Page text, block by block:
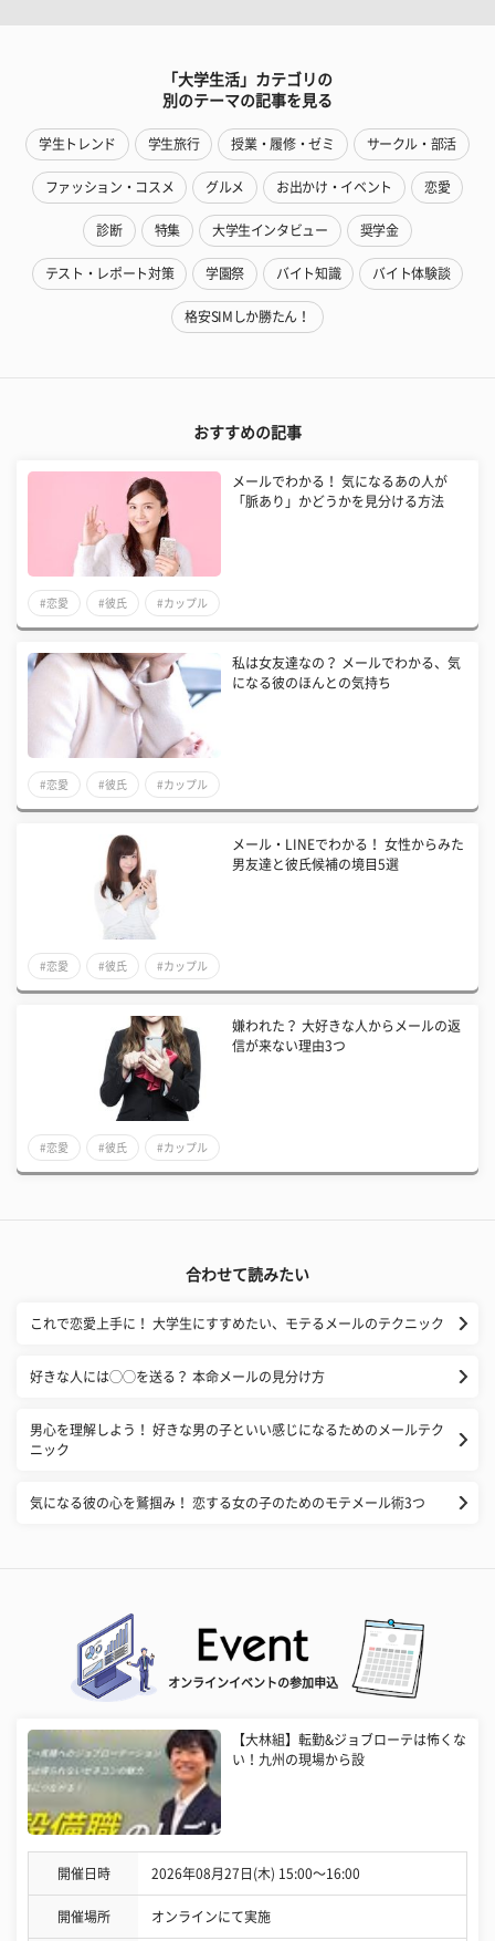
「大学生活」カテゴリの
別のテーマの記事を見る
学生トレンド 学生旅行 授業・履修・ゼミ サークル・部活
ファッション・コスメ グルメ お出かけ・イベント 恋愛
診断 特集 大学生インタビュー 奨学金
テスト・レポート対策 学園祭 バイト知識 バイト体験談
格安SIMしか勝たん！
おすすめの記事
メールでわかる！ 気になるあの人が
「脈あり」かどうかを見分ける方法
#恋愛 #彼氏 #カップル
私は女友達なの？ メールでわかる、気
になる彼のほんとの気持ち
#恋愛 #彼氏 #カップル
メール・LINEでわかる！ 女性からみた
男友達と彼氏候補の境目5選
#恋愛 #彼氏 #カップル
嫌われた？ 大好きな人からメールの返
信が来ない理由3つ
#恋愛 #彼氏 #カップル
合わせて読みたい
これで恋愛上手に！ 大学生にすすめたい、モテるメールのテクニック
好きな人には◯◯を送る？ 本命メールの見分け方
男心を理解しよう！ 好きな男の子といい感じになるためのメールテク
ニック
気になる彼の心を鷲掴み！ 恋する女の子のためのモテメール術3つ
オンラインイベントの参加申込
【大林組】転勤&ジョブローテは怖くな
い！九州の現場から設
開催日時 2026年08月27日(木) 15:00〜16:00
開催場所 オンラインにて実施